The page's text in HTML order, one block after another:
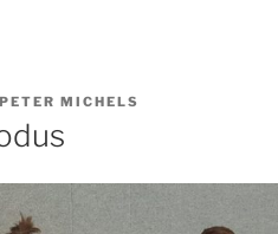
MICHELS